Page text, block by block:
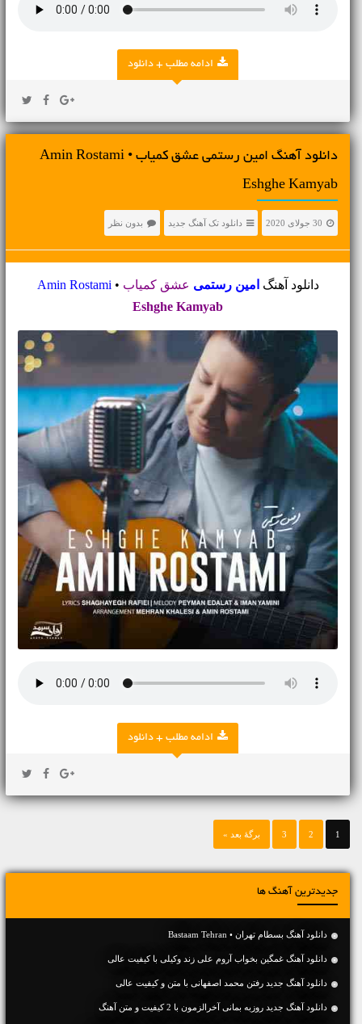
ادامه مطلب + دانلود
دانلود آهنگ امین رستمی عشق کمیاب • Amin Rostami
Eshghe Kamyab
30 جولای 2020 دانلود تک آهنگ جدید بدون نظر
دانلود آهنگ امین رستمی عشق کمیاب •
Amin Rostami
Eshghe Kamyab
ادامه مطلب + دانلود
1
2
3 برگهٔ بعد »
جدیدترین آهنگ ها
دانلود آهنگ بسطام تهران • Bastaam Tehran
دانلود آهنگ غمگین بخواب آروم علی زند وکیلی با کیفیت عالی
دانلود آهنگ جديد رفتن محمد اصفهانی با متن و کیفیت عالی
دانلود آهنگ جديد روزبه بمانی آخرالزمون با 2 کیفیت و متن آهنگ